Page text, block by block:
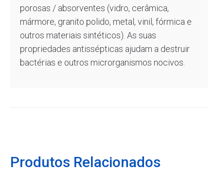
porosas / absorventes (vidro, cerâmica,
mármore, granito polido, metal, vinil, fórmica e
outros materiais sintéticos). As suas
propriedades antissépticas ajudam a destruir
bactérias e outros microrganismos nocivos.
Produtos Relacionados